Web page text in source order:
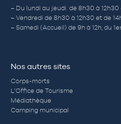
– Du lundi au jeudi de 8h30 à 12h30
– Vendredi de 8h30 à 12h30 et de
– Samedi (Accueil) de 9h à 12h, du
Nos autres sites
Corps-morts
L’Office de Tourisme
Médiathèque
Camping municipal